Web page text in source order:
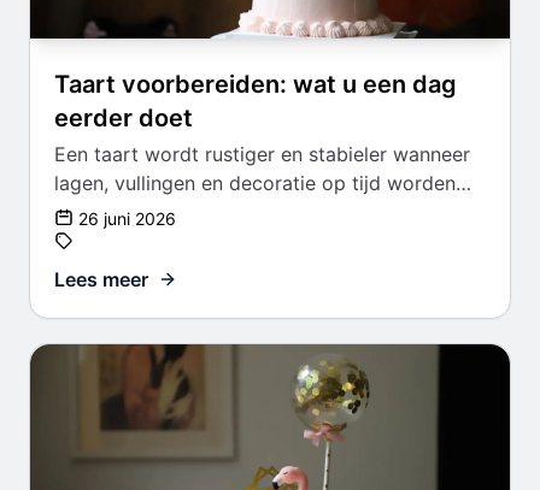
Taart voorbereiden: wat u een dag
eerder doet
Een taart wordt rustiger en stabieler wanneer
lagen, vullingen en decoratie op tijd worden
voorbereid.
26 juni 2026
Lees meer